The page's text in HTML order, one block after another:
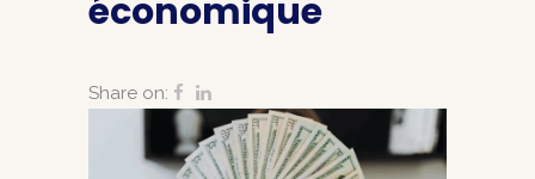
économique
Share on: